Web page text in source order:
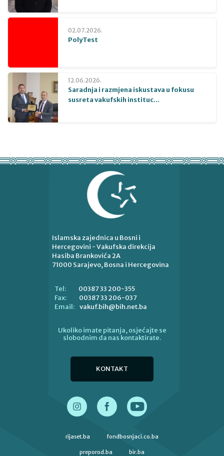
02.07.2026.
PolyTest
12.06.2026.
Saradnja i razmjena iskustava u fokusu
susreta vakufskih instituc...
Islamska zajednica u Bosni i
Hercegovini - Vakufska direkcija
Hasiba Brankovića 2A
71000 Sarajevo, Bosna i Hercegovina
Tel:
00387 33 200-355
Fax:
00387 33 206-037
Email: vakuf.bih@bih.net.ba
Ukoliko imate pitanja, osjećajte se
slobodnim da nas kontaktirate.
KONTAKT
rijaset.ba fondbosnjaci.co.ba
preporod.ba bir.ba